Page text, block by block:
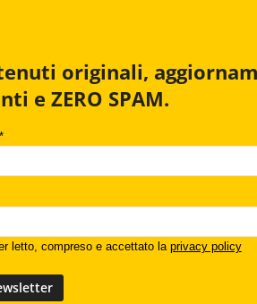
originali,
e ZERO SPAM.
letto, compreso e accettato laprivacy policy